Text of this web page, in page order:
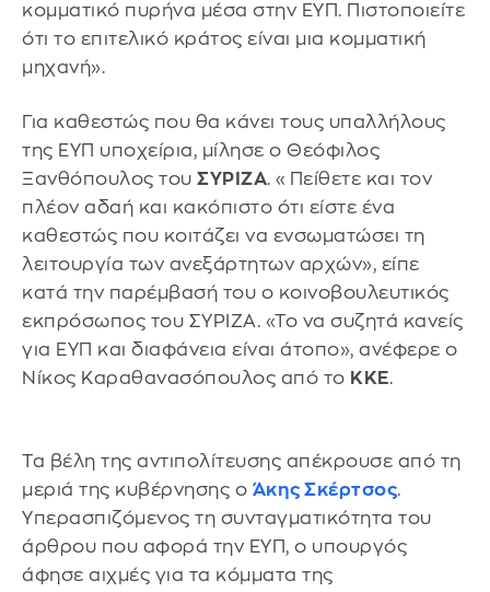
κομματικό πυρήνα μέσα στην ΕΥΠ. Πιστοποιείτε
ότι το επιτελικό κράτος είναι μια κομματική
μηχανή».
Για καθεστώς που θα κάνει τους υπαλλήλους
της ΕΥΠ υποχείρια, μίλησε ο Θεόφιλος
Ξανθόπουλος του ΣΥΡΙΖΑ. «Πείθετε και τον
πλέον αδαή και κακόπιστο ότι είστε ένα
καθεστώς που κοιτάζει να ενσωματώσει τη
λειτουργία των ανεξάρτητων αρχών», είπε
κατά την παρέμβασή του ο κοινοβουλευτικός
εκπρόσωπος του ΣΥΡΙΖΑ. «Το να συζητά κανείς
για ΕΥΠ και διαφάνεια είναι άτοπο», ανέφερε ο
Νίκος Καραθανασόπουλος από το ΚΚΕ.
Τα βέλη της αντιπολίτευσης απέκρουσε από τη
μεριά της κυβέρνησης ο Άκης Σκέρτσος.
Υπερασπιζόμενος τη συνταγματικότητα του
άρθρου που αφορά την ΕΥΠ, ο υπουργός
άφησε αιχμές για τα κόμματα της